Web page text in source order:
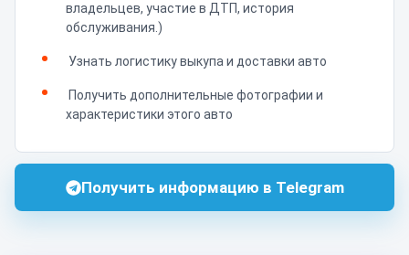
владельцев, участие в ДТП, история
обслуживания.)
Узнать логистику выкупа и доставки авто
Получить дополнительные фотографии и
характеристики этого авто
Получить информацию в Telegram